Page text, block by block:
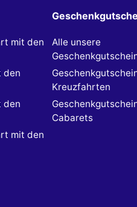
mit den
den
den
mit den
Alle unsere
Kreuzfahrten
Cabarets